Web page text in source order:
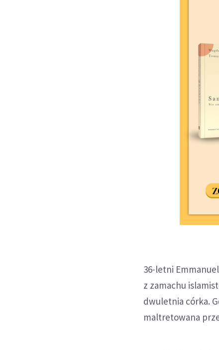
36-letni
z zamachu
dwuletnia córka.
maltretowana